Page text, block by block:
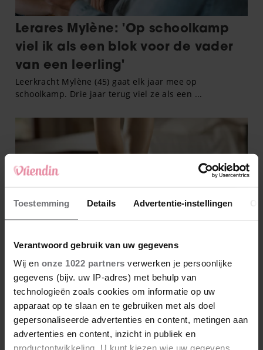
Toestemming Details Advertentie-instellingen
Verantwoord gebruik van uw gegevens
Wij en onze 1022 partners verwerken je persoonlijke
gegevens (bijv. uw IP-adres) met behulp van
technologieën zoals cookies om informatie op uw
apparaat op te slaan en te gebruiken met als doel
gepersonaliseerde advertenties en content, metingen aan
advertenties en content, inzicht in publiek en
productontwikkeling. U kunt kiezen wie uw gegevens